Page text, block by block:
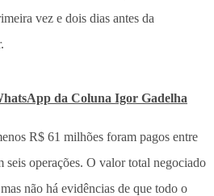
vez e dois dias antes da
da Coluna Igor Gadelha
R$ 61 milhões foram pagos entre
seis operações. O valor total negociado
não há evidências de que todo o